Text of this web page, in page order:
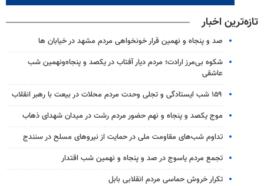
تازه‌ترین اخبار
صد و پنجاه و نهمین قرار خونخواهی مردم مشهد در خیابان ها
شکوه بی‌مرز ارادت؛ مردم دیار آفتاب در یکصد و پنجاه‌ونهمین شب
عاشقی
۱۵۹ شب ایستادگی و تجلی وحدت مردم محلات در بیعت با رهبر انقلاب
موج یکصد و پنجاه و نهم حضور مردم رشت در میدان شهدای ذهاب
تداوم شب‌های مقاومت ملی در حمایت از نیروهای مسلح در سنندج
تجمع مردم یاسوج در صد و پنجاه و نهمین شب اقتدار
تکرار خروش حماسی مردم انقلابی بابل